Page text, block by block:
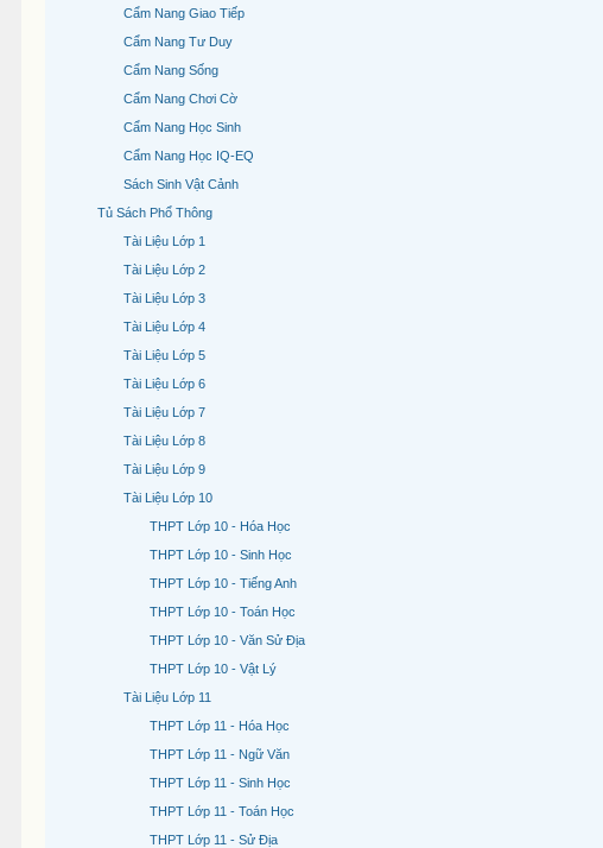
Cẩm Nang Giao Tiếp
Cẩm Nang Tư Duy
Cẩm Nang Sống
Cẩm Nang Chơi Cờ
Cẩm Nang Học Sinh
Cẩm Nang Học IQ-EQ
Sách Sinh Vật Cảnh
Tủ Sách Phổ Thông
Tài Liệu Lớp 1
Tài Liệu Lớp 2
Tài Liệu Lớp 3
Tài Liệu Lớp 4
Tài Liệu Lớp 5
Tài Liệu Lớp 6
Tài Liệu Lớp 7
Tài Liệu Lớp 8
Tài Liệu Lớp 9
Tài Liệu Lớp 10
THPT Lớp 10 - Hóa Học
THPT Lớp 10 - Sinh Học
THPT Lớp 10 - Tiếng Anh
THPT Lớp 10 - Toán Học
THPT Lớp 10 - Văn Sử Địa
THPT Lớp 10 - Vật Lý
Tài Liệu Lớp 11
THPT Lớp 11 - Hóa Học
THPT Lớp 11 - Ngữ Văn
THPT Lớp 11 - Sinh Học
THPT Lớp 11 - Toán Học
THPT Lớp 11 - Sử Địa